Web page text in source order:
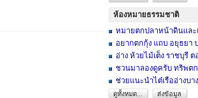
ห้องหมายธรรมชาติ
หมายตกปลาหน้าดินและเห
อยากตกกุ้ง แถบ อยุธยา
อ่าง ห้วยไม้เต็ง ราชบุรี
ชวนมาลองดูครับ ทริพตกเ
ช่วยแนะนำไต๋เรืออ่างบ
ดูทั้งหมด...
ส่งข้อมูล